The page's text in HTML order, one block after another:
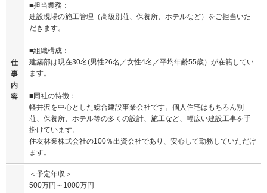
仕
事
内
容
■担当業務：
建設現場の施工管理（高級別荘、保養所、ホテルなど）をご担当いた
だきます。
■組織構成：
建築部は現在30名(男性26名／女性4名／平均年齢55歳）が在籍してい
ます。
■同社の特徴：
軽井沢を中心とした総合建設事業会社です。個人住宅はもちろん別
荘、保養所、ホテル等の多くの設計、施工など、幅広い建設工事を手
掛けています。
住友林業株式会社の100％出資会社であり、安心して勤務していただけ
ます。
＜予定年収＞
500万円～1000万円